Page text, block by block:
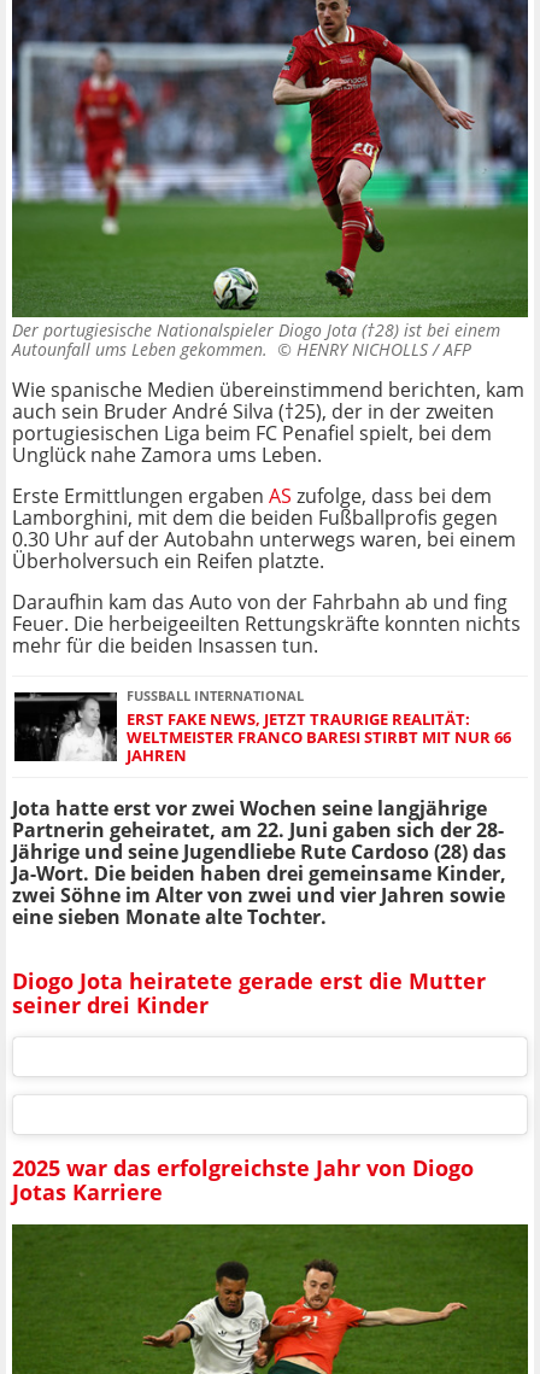
Der portugiesische Nationalspieler Diogo Jota (†28) ist bei einem
Autounfall ums Leben gekommen. © HENRY NICHOLLS / AFP
Wie spanische Medien übereinstimmend berichten, kam
auch sein Bruder André Silva (†25), der in der zweiten
portugiesischen Liga beim FC Penafiel spielt, bei dem
Unglück nahe Zamora ums Leben.
Erste Ermittlungen ergaben AS zufolge, dass bei dem
Lamborghini, mit dem die beiden Fußballprofis gegen
0.30 Uhr auf der Autobahn unterwegs waren, bei einem
Überholversuch ein Reifen platzte.
Daraufhin kam das Auto von der Fahrbahn ab und fing
Feuer. Die herbeigeeilten Rettungskräfte konnten nichts
mehr für die beiden Insassen tun.
FUSSBALL INTERNATIONAL
ERST FAKE NEWS, JETZT TRAURIGE REALITÄT:
WELTMEISTER FRANCO BARESI STIRBT MIT NUR 66
JAHREN
Jota hatte erst vor zwei Wochen seine langjährige
Partnerin geheiratet, am 22. Juni gaben sich der 28-
Jährige und seine Jugendliebe Rute Cardoso (28) das
Ja-Wort. Die beiden haben drei gemeinsame Kinder,
zwei Söhne im Alter von zwei und vier Jahren sowie
eine sieben Monate alte Tochter.
Diogo Jota heiratete gerade erst die Mutter
seiner drei Kinder
2025 war das erfolgreichste Jahr von Diogo
Jotas Karriere